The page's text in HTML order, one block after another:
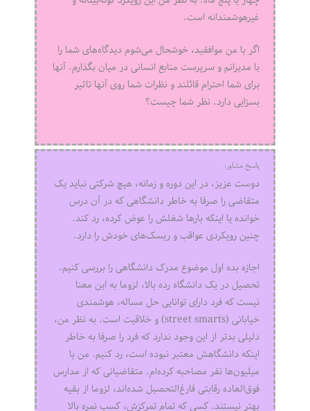
غیرهوشمندانه است.
اگر با من موافقید، خوشحال می‌شوم دیدگاه‌های شما را
با مدیرانم و سرپرست منابع انسانی در میان بگذارم. آنها
برای شما احترام قائلند و نظرات شما روی آنها تاثیر
بسزایی دارد. نظر شما چیست؟
پاسخ مشاور:
دوست عزیز، در این دوره و زمانه، هیچ شرکتی نباید یک
متقاضی را صرفا به خاطر دانشگاهی که در آن درس
خوانده یا اینکه بارها شغلش را عوض کرده، رد کند.
چنین رویکردی عواقب و ریسک‌های خودش را دارد.
اجازه بده اول موضوع مدرک دانشگاهی را بررسی کنیم.
تحصیل در یک دانشگاه رده بالا، لزوما به این معنا
نیست که فرد دارای توانایی حل مساله، هوشمندی
خیابانی (street smarts) و خلاقیت است. به نظر من،
دلیلی بدتر از این وجود ندارد که فرد را صرفا به خاطر
اینکه دانشگاهش معتبر نبوده است، رد کنیم. من با
میلیون‌ها نفر مصاحبه کرده‌ام. متقاضیانی که از مدارس
فوق‌العاده رقابتی فارغ‌التحصیل شده‌اند، لزوما از بقیه
بهتر نیستند. کسی که تمام تمرکزش، کسب نمره بالا